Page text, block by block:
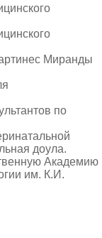
Миранды
по
доула.
Академию
им. К.И.